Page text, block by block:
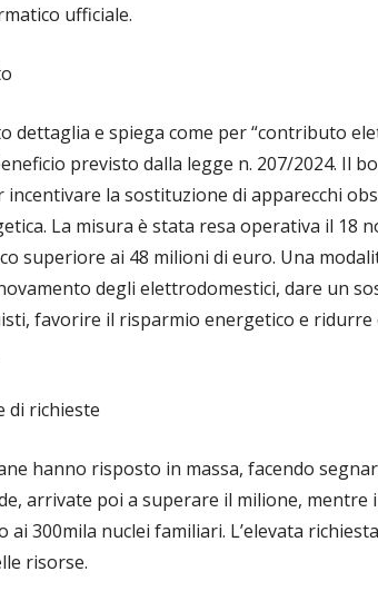
ufficiale.
dettaglia e spiega come per “contributo
previsto dalla legge n. 207/2024. Il
la sostituzione di apparecchi
La misura è stata resa operativa il 18
superiore ai 48 milioni di euro. Una
degli elettrodomestici, dare un
favorire il risparmio energetico e ridurre
di richieste
hanno risposto in massa, facendo
arrivate poi a superare il milione, mentre
300mila nuclei familiari. L’elevata
risorse.